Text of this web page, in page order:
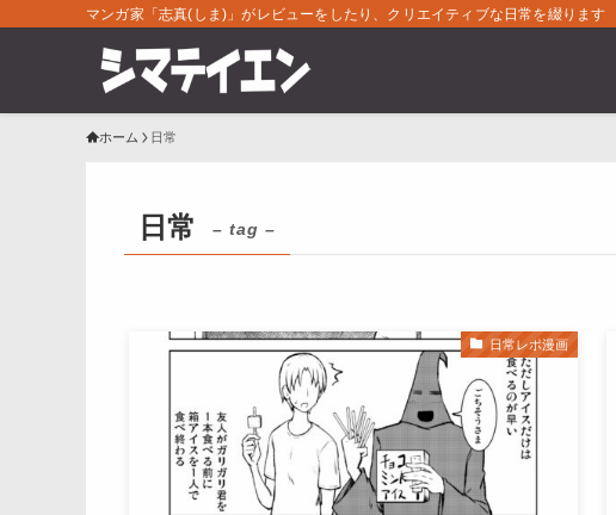
マンガ家「志真(しま)」がレビューをしたり、クリエイティブな日常を綴ります
ホーム 日常
日常 – tag –
日常レポ漫画